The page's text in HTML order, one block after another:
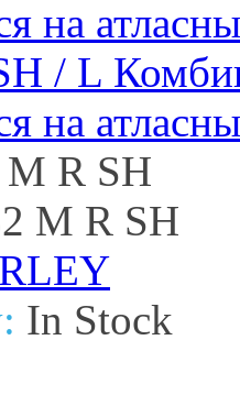
/ L
на
R SH
M R SH
In Stock